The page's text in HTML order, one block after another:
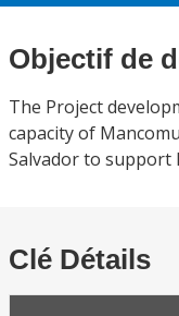
Objectif de
The Project
capacity of
Salvador to support
Clé Détails